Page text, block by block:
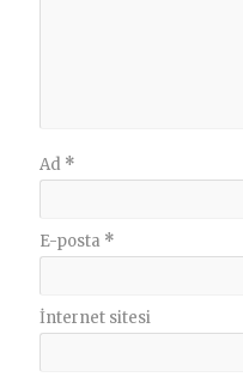
Ad *
E-posta *
İnternet sitesi